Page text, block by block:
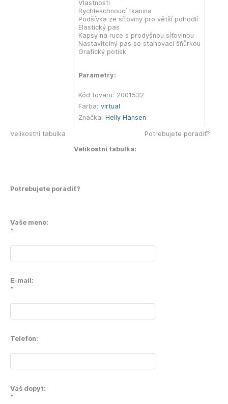
Vlastnosti
Rychleschnoucí tkanina
Podšívka ze síťoviny pro větší pohodlí
Elastický pas
Kapsy na ruce s prodyšnou síťovinou
Nastavitelný pas se stahovací šňůrkou
Grafický potisk
Parametry:
Kód tovaru: 2001532
Farba: virtual
Značka: Helly Hansen
Velikostní tabulka
Velikostní tabulka:
Potrebujete poradiť?
Potrebujete poradiť?
Vaše meno:
*
E-mail:
*
Telefón:
Váš dopyt:
*